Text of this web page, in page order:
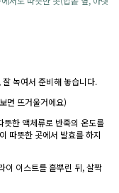
녹여서 준비해 놓습니다.
면 뜨거울거에요)
한 액체류로 반죽의 온도를
따뜻한 곳에서 발효를 하지
이 이스트를 흩뿌린 뒤, 살짝